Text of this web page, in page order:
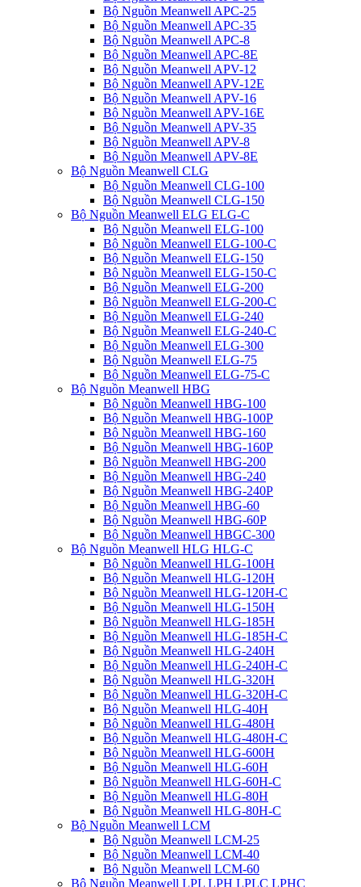
Bộ Nguồn Meanwell APC-25
Bộ Nguồn Meanwell APC-35
Bộ Nguồn Meanwell APC-8
Bộ Nguồn Meanwell APC-8E
Bộ Nguồn Meanwell APV-12
Bộ Nguồn Meanwell APV-12E
Bộ Nguồn Meanwell APV-16
Bộ Nguồn Meanwell APV-16E
Bộ Nguồn Meanwell APV-35
Bộ Nguồn Meanwell APV-8
Bộ Nguồn Meanwell APV-8E
Bộ Nguồn Meanwell CLG
Bộ Nguồn Meanwell CLG-100
Bộ Nguồn Meanwell CLG-150
Bộ Nguồn Meanwell ELG ELG-C
Bộ Nguồn Meanwell ELG-100
Bộ Nguồn Meanwell ELG-100-C
Bộ Nguồn Meanwell ELG-150
Bộ Nguồn Meanwell ELG-150-C
Bộ Nguồn Meanwell ELG-200
Bộ Nguồn Meanwell ELG-200-C
Bộ Nguồn Meanwell ELG-240
Bộ Nguồn Meanwell ELG-240-C
Bộ Nguồn Meanwell ELG-300
Bộ Nguồn Meanwell ELG-75
Bộ Nguồn Meanwell ELG-75-C
Bộ Nguồn Meanwell HBG
Bộ Nguồn Meanwell HBG-100
Bộ Nguồn Meanwell HBG-100P
Bộ Nguồn Meanwell HBG-160
Bộ Nguồn Meanwell HBG-160P
Bộ Nguồn Meanwell HBG-200
Bộ Nguồn Meanwell HBG-240
Bộ Nguồn Meanwell HBG-240P
Bộ Nguồn Meanwell HBG-60
Bộ Nguồn Meanwell HBG-60P
Bộ Nguồn Meanwell HBGC-300
Bộ Nguồn Meanwell HLG HLG-C
Bộ Nguồn Meanwell HLG-100H
Bộ Nguồn Meanwell HLG-120H
Bộ Nguồn Meanwell HLG-120H-C
Bộ Nguồn Meanwell HLG-150H
Bộ Nguồn Meanwell HLG-185H
Bộ Nguồn Meanwell HLG-185H-C
Bộ Nguồn Meanwell HLG-240H
Bộ Nguồn Meanwell HLG-240H-C
Bộ Nguồn Meanwell HLG-320H
Bộ Nguồn Meanwell HLG-320H-C
Bộ Nguồn Meanwell HLG-40H
Bộ Nguồn Meanwell HLG-480H
Bộ Nguồn Meanwell HLG-480H-C
Bộ Nguồn Meanwell HLG-600H
Bộ Nguồn Meanwell HLG-60H
Bộ Nguồn Meanwell HLG-60H-C
Bộ Nguồn Meanwell HLG-80H
Bộ Nguồn Meanwell HLG-80H-C
Bộ Nguồn Meanwell LCM
Bộ Nguồn Meanwell LCM-25
Bộ Nguồn Meanwell LCM-40
Bộ Nguồn Meanwell LCM-60
Bộ Nguồn Meanwell LPL LPH LPLC LPHC